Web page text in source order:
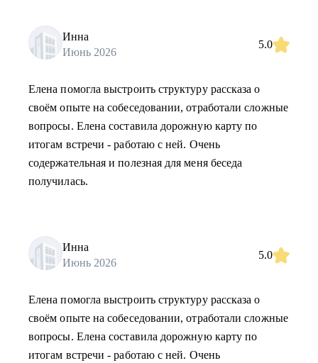
Инна
Июнь 2026
5.0
Елена помогла выстроить структуру рассказа о
своём опыте на собеседовании, отработали сложные
вопросы. Елена составила дорожную карту по
итогам встречи - работаю с ней. Очень
содержательная и полезная для меня беседа
получилась.
Инна
Июнь 2026
5.0
Елена помогла выстроить структуру рассказа о
своём опыте на собеседовании, отработали сложные
вопросы. Елена составила дорожную карту по
итогам встречи - работаю с ней. Очень